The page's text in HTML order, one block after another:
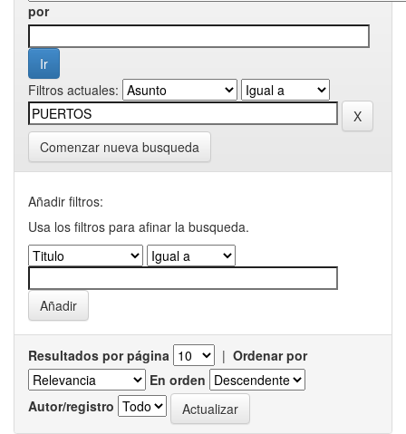
por
Filtros actuales:
Comenzar nueva busqueda
Añadir filtros:
Usa los filtros para afinar la busqueda.
Resultados por página | Ordenar por
En orden
Autor/registro